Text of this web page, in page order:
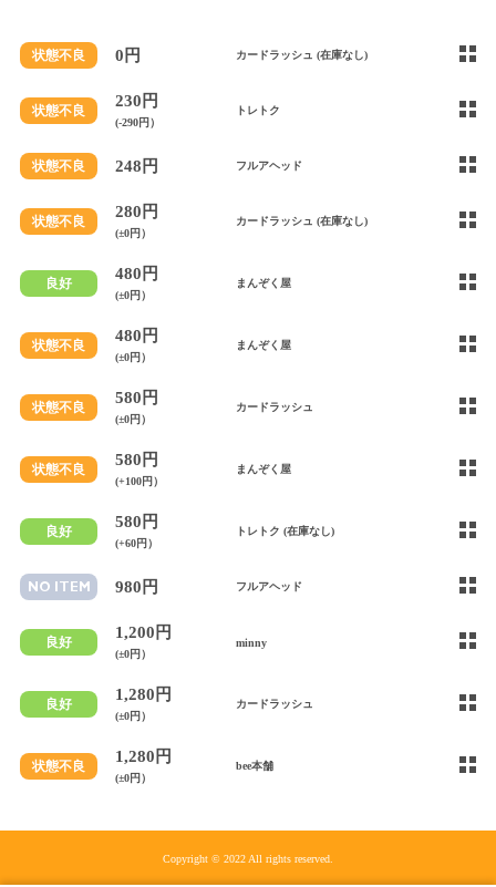
状態不良 0円 カードラッシュ (在庫なし)
状態不良
230円
(-290円）
トレトク
状態不良 248円 フルアヘッド
状態不良
280円
(±0円）
カードラッシュ (在庫なし)
良好
480円
(±0円）
まんぞく屋
状態不良
480円
(±0円）
まんぞく屋
状態不良
580円
(±0円）
カードラッシュ
状態不良
580円
(+100円）
まんぞく屋
良好
580円
(+60円）
トレトク (在庫なし)
NO ITEM 980円 フルアヘッド
良好
1,200円
(±0円）
minny
良好
1,280円
(±0円）
カードラッシュ
状態不良
1,280円
(±0円）
bee本舗
Copyright © 2022 All rights reserved.